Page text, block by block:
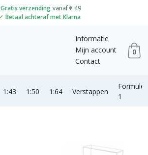
Gratis verzending vanaf € 49
Betaal achteraf met Klarna
Informatie
Mijn account
Contact
0
1:43 1:50 1:64 Verstappen
Formule
1